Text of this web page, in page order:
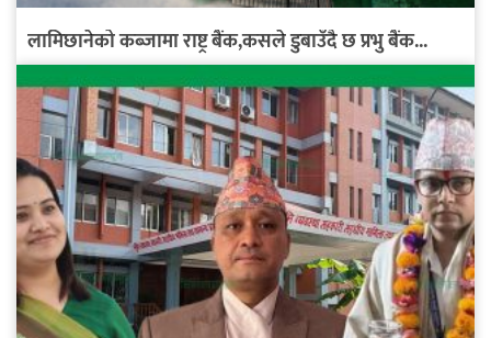
लामिछानेको कब्जामा राष्ट्र बैंक,कसले डुबाउँदै छ प्रभु बैंक...